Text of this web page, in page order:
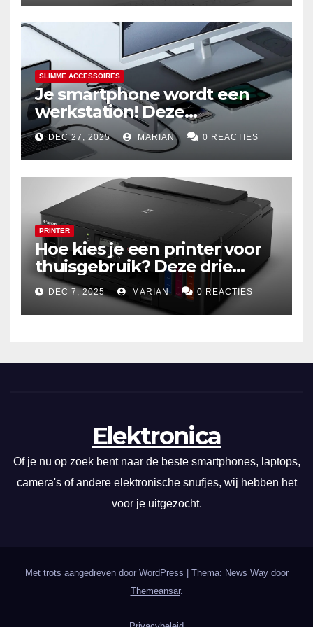
SLIMME ACCESSOIRES
Je smartphone wordt een
werkstation! Deze
dockingstations zijn het
waard om te kopen
DEC 27, 2025 MARIAN 0 REACTIES
PRINTER
Hoe kies je een printer voor
thuisgebruik? Deze drie
draadloze modellen zijn écht
zuinig en indrukwekkend
DEC 7, 2025 MARIAN 0 REACTIES
Elektronica
Of je nu op zoek bent naar de beste smartphones, laptops,
camera's of andere elektronische snufjes, wij hebben het
voor je uitgezocht.
Met trots aangedreven door WordPress
Thema: News Way door
Themeansar.